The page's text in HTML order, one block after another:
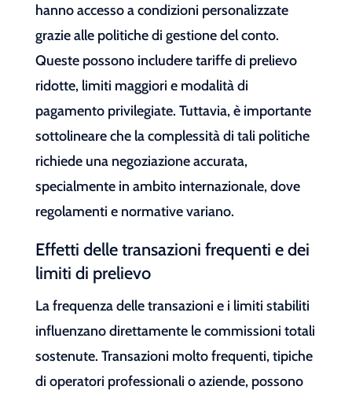
hanno accesso a condizioni personalizzate
grazie alle politiche di gestione del conto.
Queste possono includere tariffe di prelievo
ridotte, limiti maggiori e modalità di
pagamento privilegiate. Tuttavia, è importante
sottolineare che la complessità di tali politiche
richiede una negoziazione accurata,
specialmente in ambito internazionale, dove
regolamenti e normative variano.
Effetti delle transazioni frequenti e dei
limiti di prelievo
La frequenza delle transazioni e i limiti stabiliti
influenzano direttamente le commissioni totali
sostenute. Transazioni molto frequenti, tipiche
di operatori professionali o aziende, possono